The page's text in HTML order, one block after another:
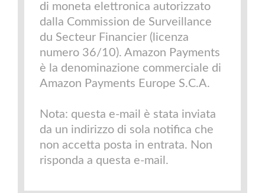
di moneta elettronica autorizzato
dalla Commission de Surveillance
du Secteur Financier (licenza
numero 36/10). Amazon Payments
è la denominazione commerciale di
Amazon Payments Europe S.C.A.
Nota: questa e-mail è stata inviata
da un indirizzo di sola notifica che
non accetta posta in entrata. Non
risponda a questa e-mail.